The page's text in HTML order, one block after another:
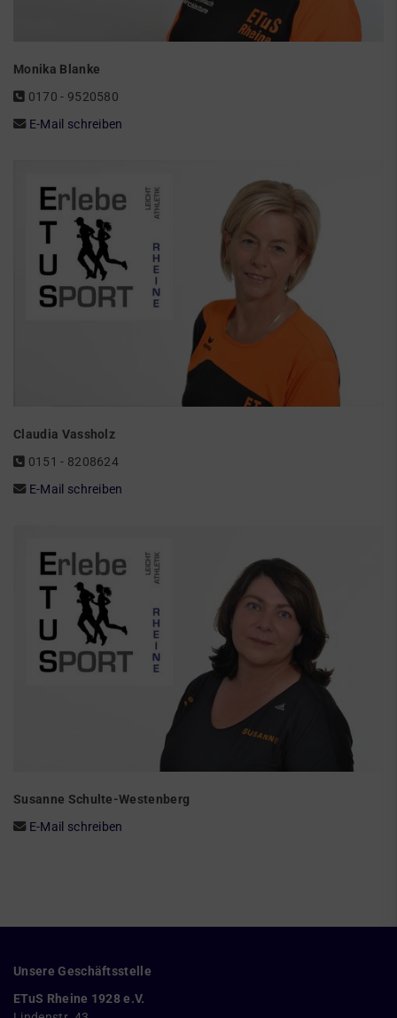
Monika Blanke
0170 - 9520580‬
E-Mail schreiben
Claudia Vassholz
0151 - 8208624
E-Mail schreiben
Susanne Schulte-Westenberg
E-Mail schreiben
Unsere Geschäftsstelle
ETuS Rheine 1928 e.V.